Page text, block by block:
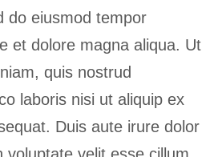
do eiusmod tempor
et dolore magna aliqua. Ut
quis nostrud
laboris nisi ut aliquip ex
Duis aute irure dolor